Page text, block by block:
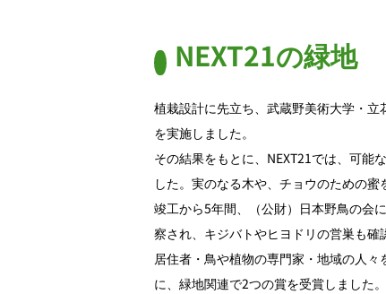
NEXT21の緑地
植栽設計に先立ち、武蔵野美術大学・
を実施しました。
その結果をもとに、NEXT21では、可能
した。実のなる木や、チョウのための蜜
竣工から5年間、（公財）日本野鳥の会
察され、キジバトやヒヨドリの営巣も確
居住者・鳥や植物の専門家・地域の人
に、緑地関連で2つの賞を受賞しました。